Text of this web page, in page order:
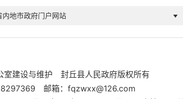
内地市政府门户网站
室建设与维护
封丘县人民政府版权所有
邮箱：fqzwxx@126.com